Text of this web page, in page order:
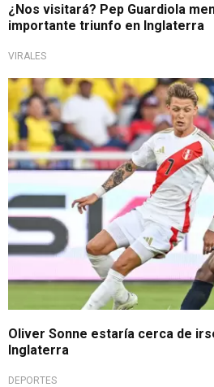
¿Nos visitará? Pep Guardiola
importante triunfo en Inglaterra
VIRALES
Peruanos en el extranjero
Oliver Sonne estaría cerca de
Inglaterra
DEPORTES